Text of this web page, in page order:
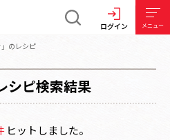
ログイン メニュー
」のレシピ
シピ検索結果
ヒットしました。